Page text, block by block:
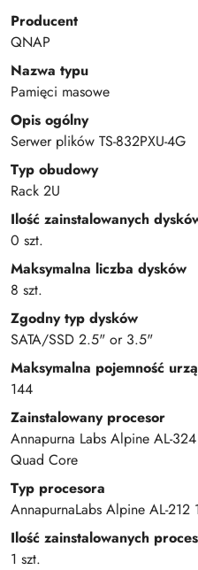
Producent
QNAP
Nazwa typu
Pamięci masowe
Opis ogólny
Serwer plików TS-832PXU-4G
Typ obudowy
Rack 2U
Ilość zainstalowanych
0 szt.
Maksymalna liczba dysków
8 szt.
Zgodny typ dysków
SATA/SSD 2.5" or 3.5"
Maksymalna pojemność
144
Zainstalowany procesor
Annapurna Labs Alpine AL-
Quad Core
Typ procesora
AnnapurnaLabs Alpine AL-212
Ilość zainstalowanych
1 szt.